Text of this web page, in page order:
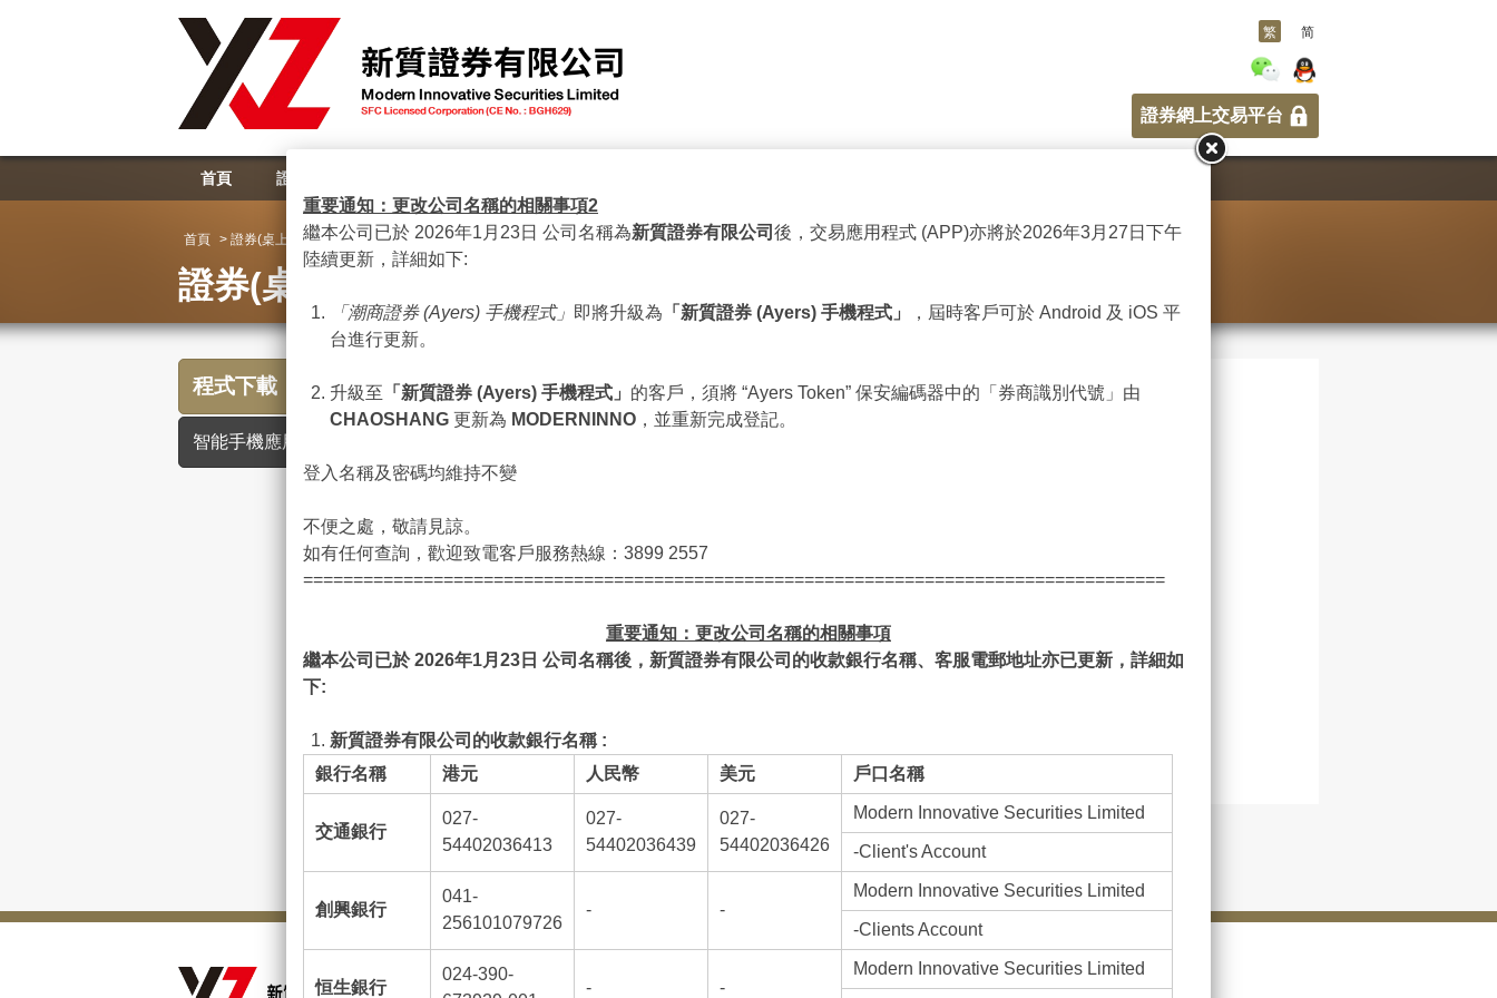
繁 简
證券網上交易平台
首頁 證券業務
首頁 > 證券(桌上電腦版)
證券(桌上電腦版)
程式下載
智能手機應用程式(APP)
重要通知：更改公司名稱的相關事項2
繼本公司已於 2026年1月23日 公司名稱為新質證券有限公司 後，交易應用程式 (APP)亦將於2026年3月27日下午
陸續更新，詳細如下:
「潮商證券(Ayers) 手機程式」 即將升級為 「新質證券 (Ayers) 手機程式」
，屆時客戶可於 Android 及 iOS 平
台進行更新。
升級至 「新質證券 (Ayers) 手機程式」 的客戶，須將 “Ayers Token” 保安編碼器中的「券商識別代號」由
CHAOSHANG 更新為 MODERNINNO ，並重新完成登記。
登入名稱及密碼均維持不變
不便之處，敬請見諒。
如有任何查詢，歡迎致電客戶服務熱線：3899 2557
======================================================================================
重要通知：更改公司名稱的相關事項
繼本公司已於 2026年1月23 日 公司名稱後，新質證券有限公司的收款銀行名稱、客服電郵地址亦已更新，詳細如
下:
新質證券有限公司的收款銀行名稱 :
銀行名稱
港元 人民幣 美元 戶口名稱
交通銀行
027-
54402036413
027-
54402036439
027-
54402036426
Modern Innovative Securities Limited
-Client's Account
創興銀行
041-
256101079726
- -
Modern Innovative Securities Limited
-Clients Account
恒生銀行
024-390-
- -
Modern Innovative Securities Limited